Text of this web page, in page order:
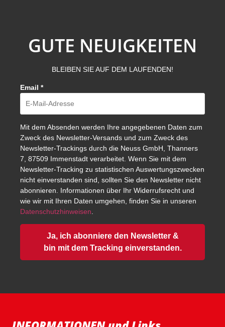
GUTE NEUIGKEITEN
BLEIBEN SIE AUF DEM LAUFENDEN!
Email *
Mit dem Absenden werden Ihre angegebenen Daten zum
Zweck des Newsletter-Versands und zum Zweck des
Newsletter-Trackings durch die Neuss GmbH, Thanners
7, 87509 Immenstadt verarbeitet. Wenn Sie mit dem
Newsletter-Tracking zu statistischen Auswertungszwecken
nicht einverstanden sind, sollten Sie den Newsletter nicht
abonnieren. Informationen über Ihr Widerrufsrecht und
wie wir mit Ihren Daten umgehen, finden Sie in unseren
Datenschutzhinweisen
Ja, ich abonniere den Newsletter &
bin mit dem Tracking einverstanden.